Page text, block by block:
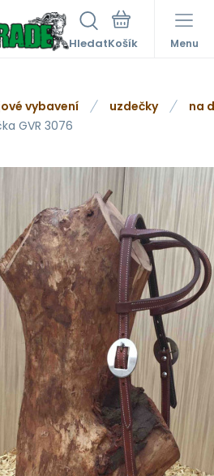
Hledat Menu
vybavení uzdečky
na
GVR 3076